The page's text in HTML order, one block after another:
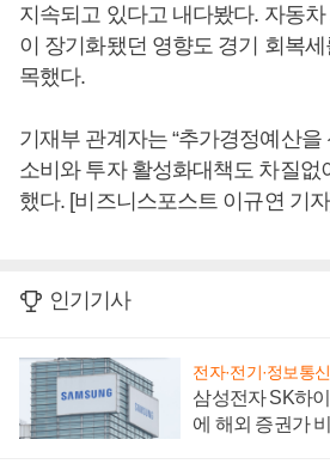
지속되고 있다고 내다봤다. 자동
이 장기화됐던 영향도 경기 회복세
목했다.
기재부 관계자는 “추가경정예산
소비와 투자 활성화대책도 차질없
했다. [비즈니스포스트 이규연 기
인기기사
전자·전기·정보통신
삼성전자 SK하
에 해외 증권가